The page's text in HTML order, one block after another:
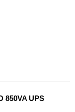
850VA UPS